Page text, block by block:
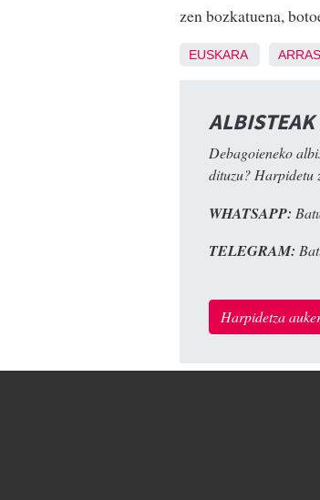
zen bozkatuena,
EUSKARA
Debagoieneko
dituzu? Harpidetu
WHATSAPP:
TELEGRAM:
Harpidetza